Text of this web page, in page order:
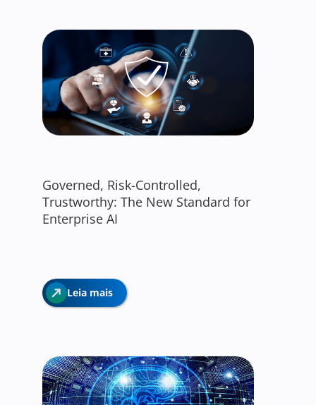
Governed, Risk-Controlled,
Trustworthy: The New Standard for
Enterprise AI
Leia mais